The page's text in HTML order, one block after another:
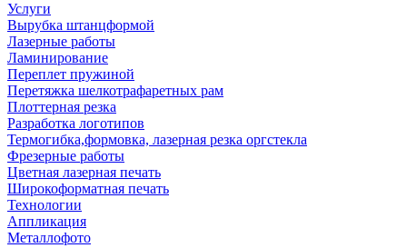
Услуги
Вырубка штанцформой
Лазерные работы
Ламинирование
Переплет пружиной
Перетяжка шелкотрафаретных рам
Плоттерная резка
Разработка логотипов
Термогибка,формовка, лазерная резка оргстекла
Фрезерные работы
Цветная лазерная печать
Широкоформатная печать
Технологии
Аппликация
Металлофото